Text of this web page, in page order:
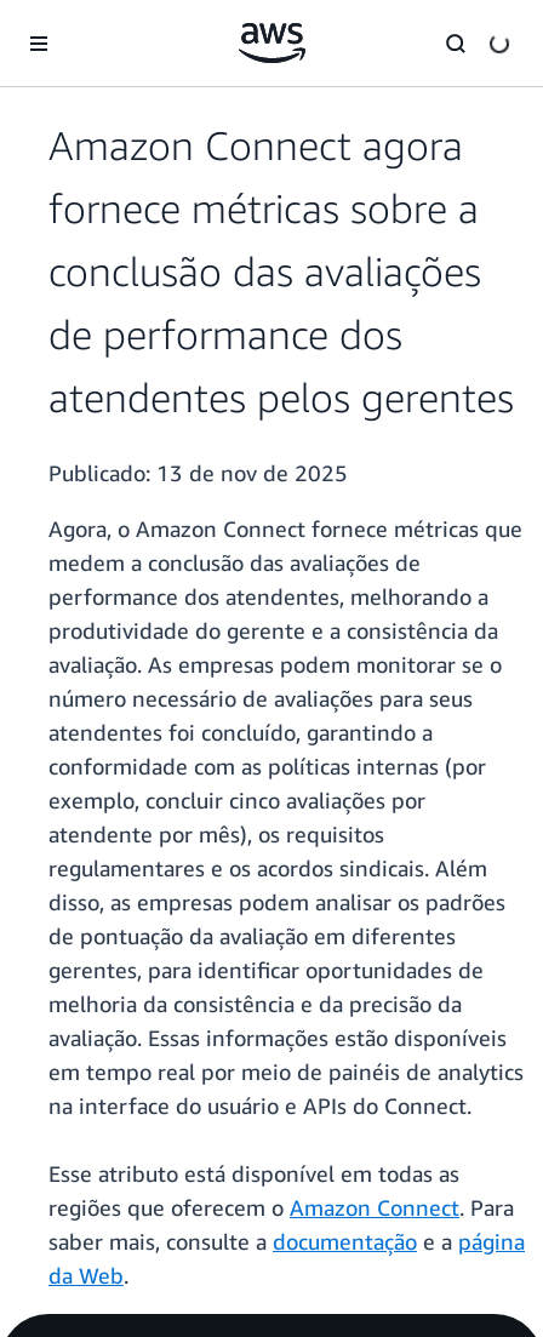
Pular para o conteúdo principal
Amazon Connect agora
fornece métricas sobre a
conclusão das avaliações
de performance dos
atendentes pelos gerentes
Publicado: 13 de nov de 2025
Agora, o Amazon Connect fornece métricas que
medem a conclusão das avaliações de
performance dos atendentes, melhorando a
produtividade do gerente e a consistência da
avaliação. As empresas podem monitorar se o
número necessário de avaliações para seus
atendentes foi concluído, garantindo a
conformidade com as políticas internas (por
exemplo, concluir cinco avaliações por
atendente por mês), os requisitos
regulamentares e os acordos sindicais. Além
disso, as empresas podem analisar os padrões
de pontuação da avaliação em diferentes
gerentes, para identificar oportunidades de
melhoria da consistência e da precisão da
avaliação. Essas informações estão disponíveis
em tempo real por meio de painéis de analytics
na interface do usuário e APIs do Connect.
Esse atributo está disponível em todas as
regiões que oferecem o Amazon Connect. Para
saber mais, consulte a documentação e a página
da Web.